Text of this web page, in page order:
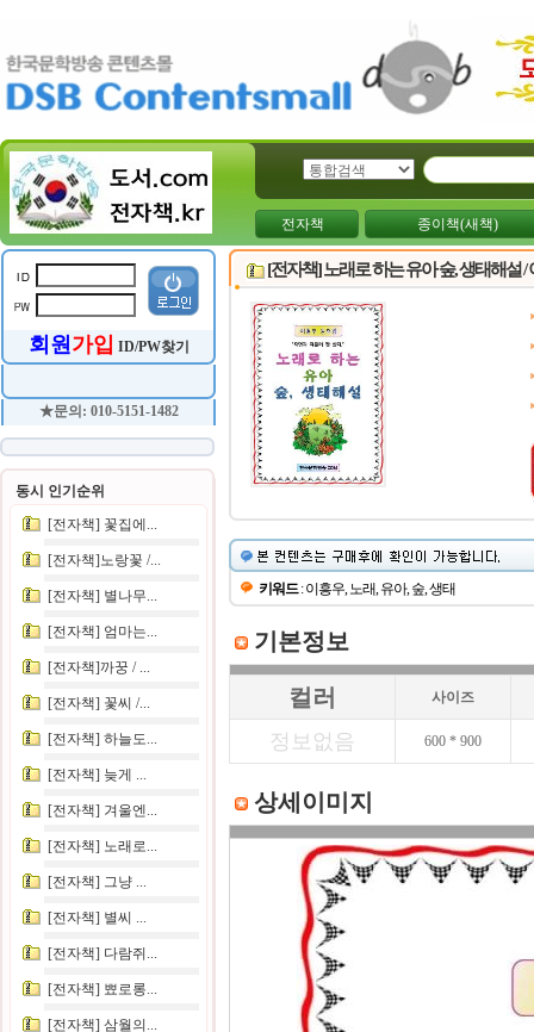
전자책 종이책(새책)
회원가입 ID/PW찾기
★문의: 010-5151-1482
동시 인기순위
[전자책] 꽃집에...
[전자책]노랑꽃 /...
[전자책] 별나무...
[전자책] 엄마는...
[전자책]까꿍 / ...
[전자책] 꽃씨 /...
[전자책] 하늘도...
[전자책] 늦게 ...
[전자책] 겨울엔...
[전자책] 노래로...
[전자책] 그냥 ...
[전자책] 별씨 ...
[전자책] 다람쥐...
[전자책] 뾰로롱...
[전자책] 삼월의...
[전자책] 노래로 하는 유아 숲, 생태해설 /
키워드: 이흥우, 노래, 유아, 숲, 생태
기본정보
컬러 사이즈
정보없음 600 * 900
상세이미지